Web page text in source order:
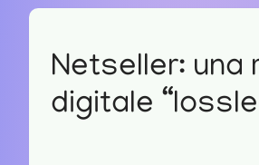
Netseller: una
digitale